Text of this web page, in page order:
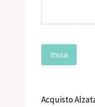
Acquisto